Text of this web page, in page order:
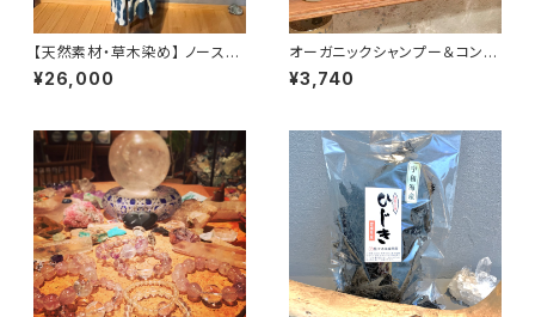
【天然素材・草木染め】 ノースリ
ーブワンピース ヘンプコットン
¥26,000
オーガニックシャンプー＆コンデ
ィショナーセット
¥3,740